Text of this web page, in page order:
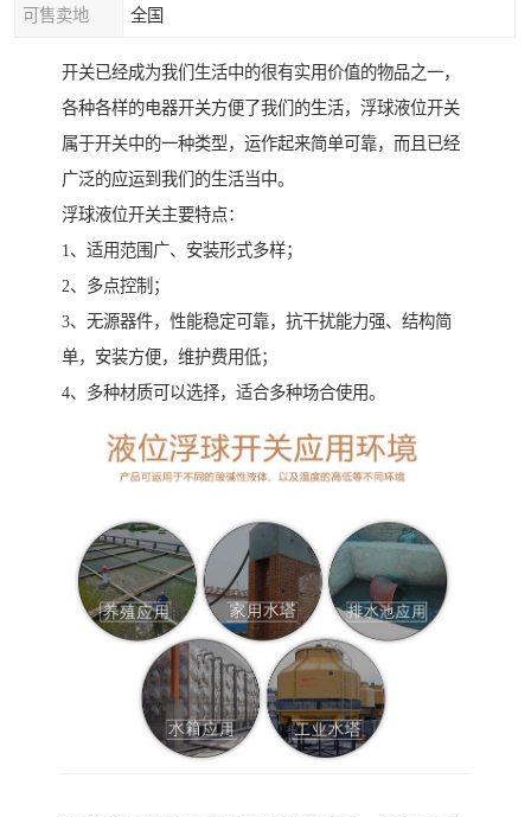
可售卖地 全国
开关已经成为我们生活中的很有实用价值的物品之一，
各种各样的电器开关方便了我们的生活，浮球液位开关
属于开关中的一种类型，运作起来简单可靠，而且已经
广泛的应运到我们的生活当中。
浮球液位开关主要特点：
1、适用范围广、安装形式多样；
2、多点控制；
3、无源器件，性能稳定可靠，抗干扰能力强、结构简
单，安装方便，维护费用低；
4、多种材质可以选择，适合多种场合使用。